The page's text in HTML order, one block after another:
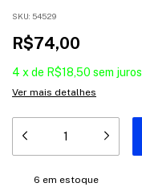
SKU: 54529
R$74,00
4 xde R$18,50 sem juros
Ver mais detalhes
6 em estoque